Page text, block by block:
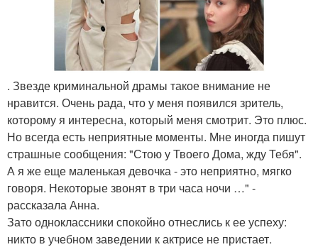
. Звезде криминальной драмы такое внимание не
нравится. Очень рада, что у меня появился зритель,
которому я интересна, который меня смотрит. Это плюс.
Но всегда есть неприятные моменты. Мне иногда пишут
страшные сообщения: "Стою у Твоего Дома, жду Тебя".
А я же еще маленькая девочка - это неприятно, мягко
говоря. Некоторые звонят в три часа ночи …" -
рассказала Анна.
Зато одноклассники спокойно отнеслись к ее успеху:
никто в учебном заведении к актрисе не пристает.